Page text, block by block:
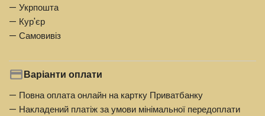
— Укрпошта
— Кур'єр
— Самовивіз
Варіанти оплати
— Повна оплата онлайн на картку Приватбанку
— Накладений платіж за умови мінімальної передоплати